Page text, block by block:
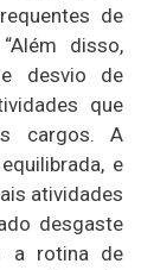
de
disso,
desvio de
que
cargos. A
e
atividades
desgaste
a rotina de